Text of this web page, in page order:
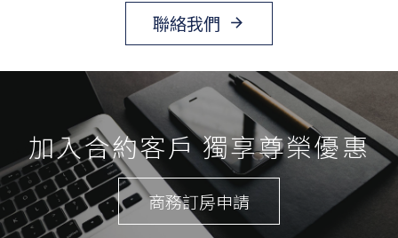
聯絡我們 arrow_forward
加入合約客戶 獨享尊榮優惠
商務訂房申請